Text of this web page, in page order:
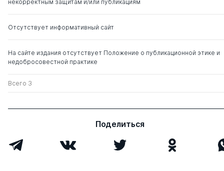
некорректным защитам и/или публикациям
Отсутствует информативный сайт
На сайте издания отсутствует Положение о публикационной этике и
недобросовестной практике
Всего 3
Поделиться